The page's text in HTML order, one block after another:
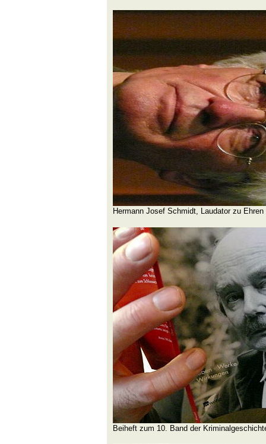
Hermann Josef Schmidt, Laudator zu
Beiheft zum 10. Band der